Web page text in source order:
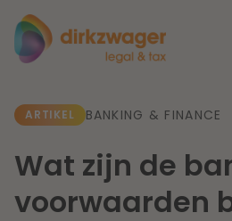
Expertises
Fiscaal
Artikelen
Events
ARTIKEL BANKING & FINANCE
Wat zijn de
voorwaarden